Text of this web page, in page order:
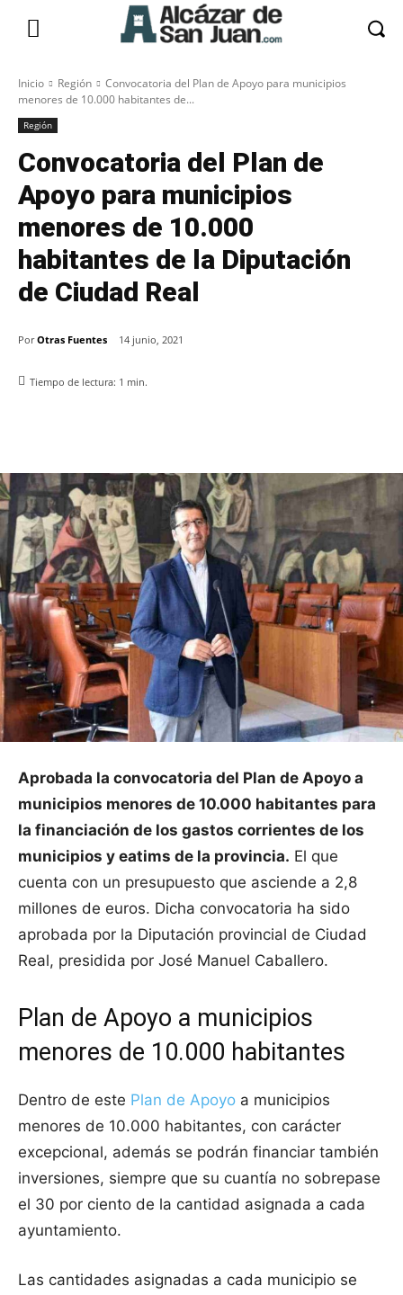
Inicio Región
Convocatoria del Plan de Apoyo para municipios
menores de 10.000 habitantes de...
Región
Convocatoria del Plan de
Apoyo para municipios
menores de 10.000
habitantes de la Diputación
de Ciudad Real
Por Otras Fuentes 14 junio, 2021
Tiempo de lectura: 1 min.
Aprobada la convocatoria del Plan de Apoyo a
municipios menores de 10.000 habitantes para
la financiación de los gastos corrientes de los
municipios y eatims de la provincia. El que
cuenta con un presupuesto que asciende a 2,8
millones de euros. Dicha convocatoria ha sido
aprobada por la Diputación provincial de Ciudad
Real, presidida por José Manuel Caballero.
Plan de Apoyo a municipios
menores de 10.000 habitantes
Dentro de este Plan de Apoyo a municipios
menores de 10.000 habitantes, con carácter
excepcional, además se podrán financiar también
inversiones, siempre que su cuantía no sobrepase
el 30 por ciento de la cantidad asignada a cada
ayuntamiento.
Las cantidades asignadas a cada municipio se